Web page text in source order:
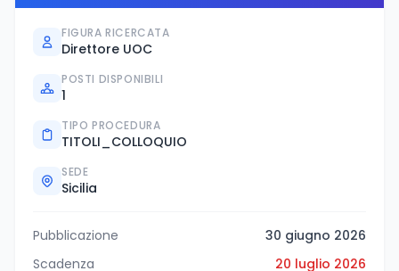
FIGURA RICERCATA
Direttore UOC
POSTI DISPONIBILI
1
TIPO PROCEDURA
TITOLI_COLLOQUIO
SEDE
Sicilia
Pubblicazione
30 giugno 2026
Scadenza
20 luglio 2026